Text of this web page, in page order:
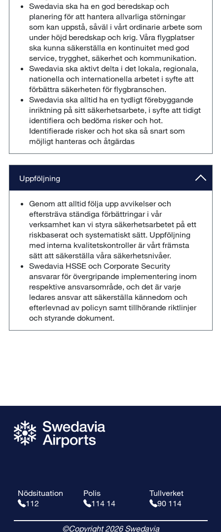
Swedavia ska ha en god beredskap och
planering för att hantera allvarliga störningar
som kan uppstå, såväl i vårt ordinarie arbete som
under höjd beredskap och krig. Våra flygplatser
ska kunna säkerställa en kontinuitet med god
service, trygghet, säkerhet och kommunikation.
Swedavia ska aktivt delta i det lokala, regionala,
nationella och internationella arbetet i syfte att
förbättra säkerheten för flygbranschen.
Swedavia ska alltid ha en tydligt förebyggande
inriktning på sitt säkerhetsarbete, i syfte att tidigt
identifiera och bedöma risker och hot.
Identifierade risker och hot ska så snart som
möjligt hanteras och åtgärdas
Uppföljning
Genom att alltid följa upp avvikelser och
eftersträva ständiga förbättringar i vår
verksamhet kan vi styra säkerhetsarbetet på ett
riskbaserat och systematiskt sätt. Uppföljning
med interna kvalitetskontroller är vårt främsta
sätt att säkerställa våra säkerhetsnivåer.
Swedavia HSSE och Corporate Security
ansvarar för övergripande implementering inom
respektive ansvarsområde, och det är varje
ledares ansvar att säkerställa kännedom och
efterlevnad av policyn samt tillhörande riktlinjer
och styrande dokument.
Nödsituation
112
Polis
114 14
Tullverket
90 114
©Copyright 2026 Swedavia